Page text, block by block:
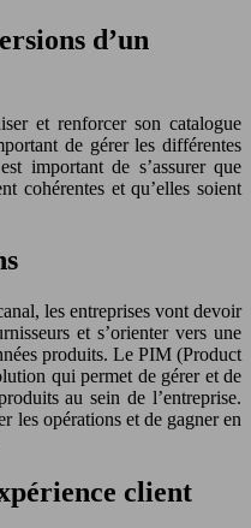
d’un
et renforcer son catalogue
de gérer les différentes
important de s’assurer que
cohérentes et qu’elles soient
les entreprises vont devoir
et s’orienter vers une
produits. Le PIM (Product
qui permet de gérer et de
au sein de l’entreprise.
les opérations et de gagner en
client